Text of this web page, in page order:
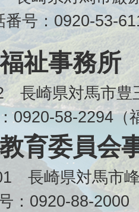
番号：0920-53-
祉事務所
長崎県対馬市
0920-58-2294（
育委員会
長崎県対馬市
：0920-88-2000